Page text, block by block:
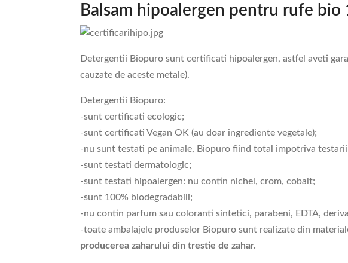
Balsam hipoalergen pentru rufe
Detergentii Biopuro sunt certificati hipoalergen, astfel aveti
cauzate de aceste metale).
Detergentii Biopuro:
-sunt certificati ecologic;
-sunt certificati Vegan OK (au doar ingrediente vegetale);
-nu sunt testati pe animale, Biopuro fiind total impotriva
-sunt testati dermatologic;
-sunt testati hipoalergen: nu contin nichel, crom, cobalt;
-sunt 100% biodegradabili;
-nu contin parfum sau coloranti sintetici, parabeni, EDTA,
-toate ambalajele produselor Biopuro sunt realizate din
producerea zaharului din trestie de zahar.